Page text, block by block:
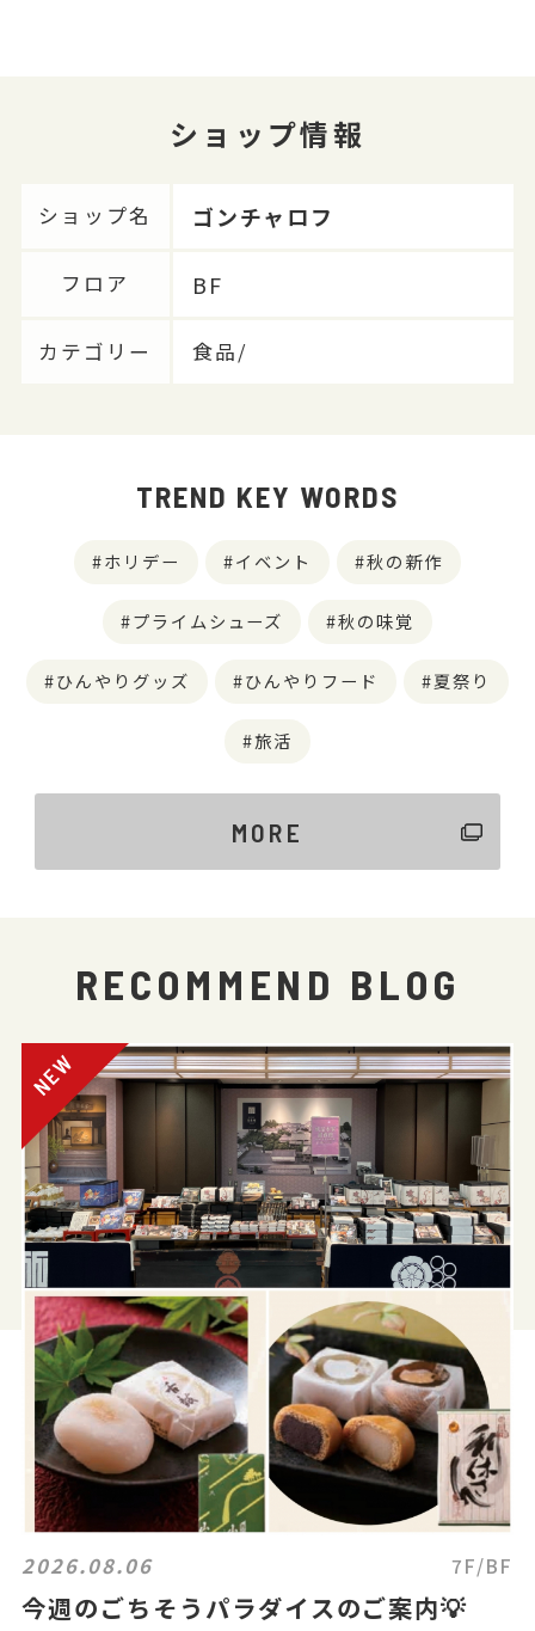
ショップ情報
ショップ名 ゴンチャロフ
フロア BF
カテゴリー 食品/
TREND KEY WORDS
ホリデー イベント 秋の新作
プライムシューズ 秋の味覚
ひんやりグッズ ひんやりフード 夏祭り
旅活
MORE
RECOMMEND BLOG
2026.08.06 7F/BF
今週のごちそうパラダイスのご案内💡